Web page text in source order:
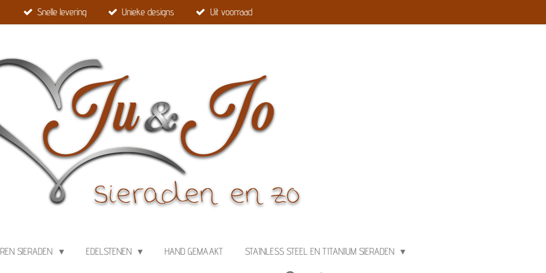
Snelle levering Unieke designs Uit voorraad
SIERADEN EDELSTENEN HAND GEMAAKT STAINLESS STEEL EN TITANIUM SIERADEN